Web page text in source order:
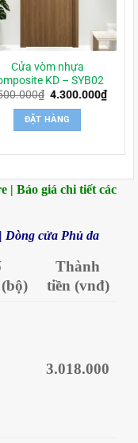
Cửa vòm nhựa
KD – SYB02
₫ Giá
là:
4.500.000₫.
4.300.000₫Giá
hiện
ĐẶT HÀNG
| Báo giá chi tiết các
Dòng cửa Phủ da
(bộ)
Thành
tiền (vnđ)
3.018.000